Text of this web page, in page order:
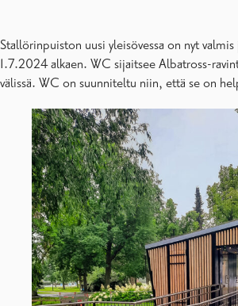
Stallörinpuiston uusi yleisövessa on nyt
1.7.2024 alkaen. WC sijaitsee Albatross-
välissä. WC on suunniteltu niin, että se on